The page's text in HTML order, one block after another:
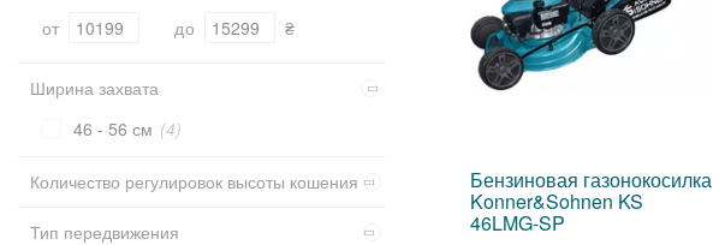
от
до ₴
Ширина захвата
46 - 56 см (4)
Количество регулировок высоты кошения
Тип передвижения
Бензиновая газонокосилка
Konner&Sohnen KS
46LMG-SP